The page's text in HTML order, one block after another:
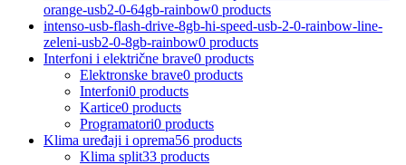
orange-usb2-0-64gb-rainbow0 products
intenso-usb-flash-drive-8gb-hi-speed-usb-2-0-rainbow-line-
zeleni-usb2-0-8gb-rainbow0 products
Interfoni i električne brave0 products
Elektronske brave0 products
Interfoni0 products
Kartice0 products
Programatori0 products
Klima uređaji i oprema56 products
Klima split33 products